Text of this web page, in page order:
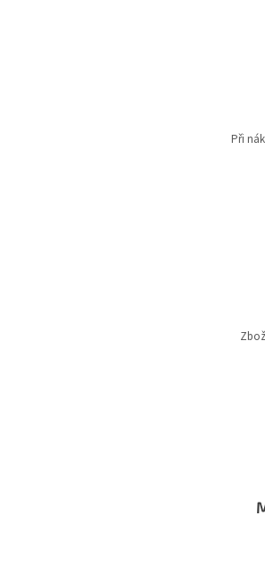
Při